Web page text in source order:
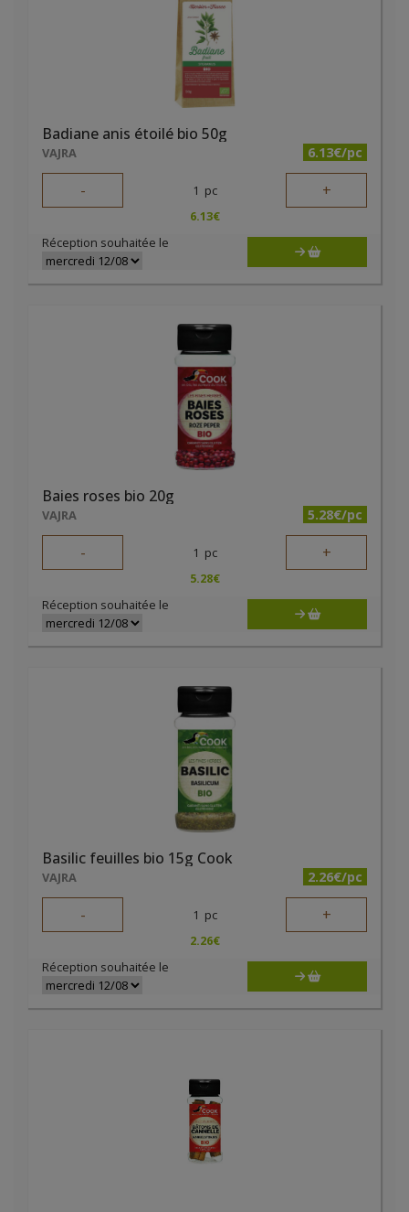
Badiane anis étoilé bio 50g
VAJRA 6.13€/pc
- 1 pc +
6.13€
Réception souhaitée le
Baies roses bio 20g
VAJRA 5.28€/pc
- 1 pc +
5.28€
Réception souhaitée le
Basilic feuilles bio 15g Cook
VAJRA 2.26€/pc
- 1 pc +
2.26€
Réception souhaitée le